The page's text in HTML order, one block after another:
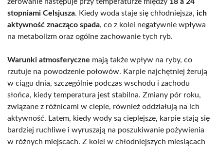
stopniami Celsjusza. Kiedy woda staje się chłodniejsza, ich
aktywność znacząco spada, co z kolei negatywnie wpływa
na metabolizm oraz ogólne zachowanie tych ryb.
Warunki atmosferyczne mają także wpływ na ryby, co
rzutuje na powodzenie połowów. Karpie najchętniej żerują
w ciągu dnia, szczególnie podczas wschodu i zachodu
słońca, kiedy temperatura jest stabilna. Zmiany pór roku,
związane z różnicami w cieple, również oddziałują na ich
aktywność. Latem, kiedy wody są cieplejsze, karpie stają się
bardziej ruchliwe i wyruszają na poszukiwanie pożywienia
w różnych miejscach. Z kolei w chłodniejszych miesiącach